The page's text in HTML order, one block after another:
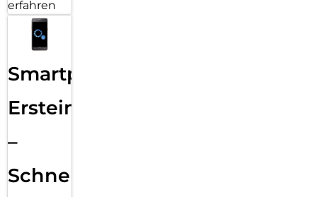
erfahren
Smartphone
Ersteinrichtung
–
Schnelle